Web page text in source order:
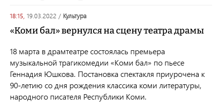
18:15, 19.03.2022 / культура
«Коми бал» вернулся на сцену театра драмы
18 марта в драмтеатре состоялась премьера
музыкальной трагикомедии «Коми бал» по пьесе
Геннадия Юшкова. Постановка спектакля приурочена к
90-летию со дня рождения классика коми литературы,
народного писателя Республики Коми.